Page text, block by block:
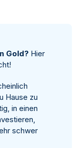
Gold? Hier
Hause zu
in einen
schwer